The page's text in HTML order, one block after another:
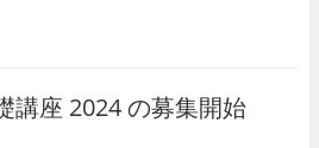
講座 2024 の募集開始